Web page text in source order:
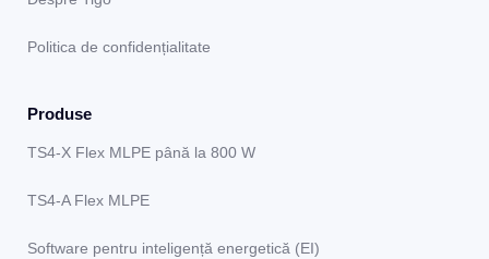
Politica de confidențialitate
Produse
TS4-X Flex MLPE până la 800 W
TS4-A Flex MLPE
Software pentru inteligență energetică (EI)